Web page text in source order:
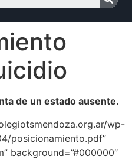
de un estado ausente.
wp-
posicionamiento.pdf”
background=”#000000″